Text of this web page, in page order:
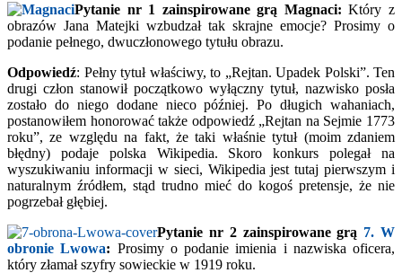
Pytanie nr 1 zainspirowane grą Magnaci:Który z
obrazów Jana Matejki wzbudzał tak skrajne emocje? Prosimy o
podanie pełnego, dwuczłonowego tytułu obrazu.
Odpowiedź: Pełny tytuł właściwy, to „Rejtan. Upadek Polski”. Ten
drugi człon stanowił początkowo wyłączny tytuł, nazwisko posła
zostało do niego dodane nieco później. Po długich wahaniach,
postanowiłem honorować także odpowiedź „Rejtan na Sejmie 1773
roku”, ze względu na fakt, że taki właśnie tytuł (moim zdaniem
błędny) podaje polska Wikipedia. Skoro konkurs polegał na
wyszukiwaniu informacji w sieci, Wikipedia jest tutaj pierwszym i
naturalnym źródłem, stąd trudno mieć do kogoś pretensje, że nie
pogrzebał głębiej.
Pytanie nr 2 zainspirowane grą 7. W
obronie Lwowa: Prosimy o podanie imienia i nazwiska oficera,
który złamał szyfry sowieckie w 1919 roku.